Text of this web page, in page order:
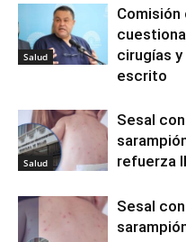
Salud
Comisión
cirugías
escrito
Salud
Sesal
refuerza
Sesal